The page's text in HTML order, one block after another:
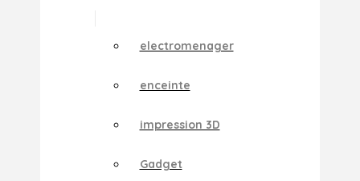
electromenager
enceinte
impression 3D
Gadget